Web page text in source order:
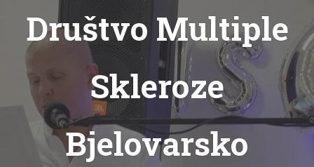
Društvo Multiple
Skleroze
Bjelovarsko